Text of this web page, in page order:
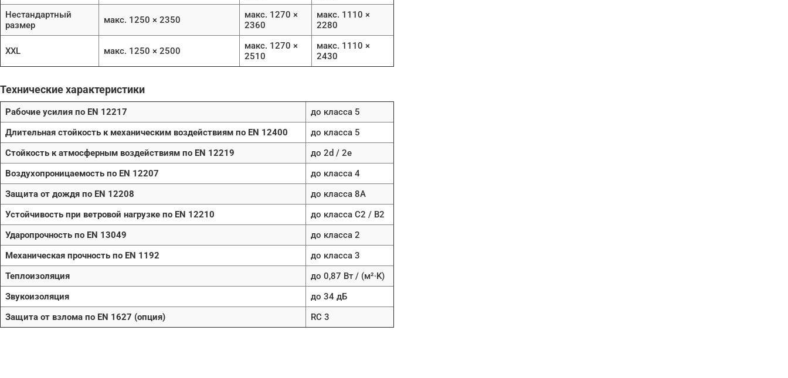
Нестандартный
размер
макс. 1250 × 2350
макс. 1270 ×
2360
макс. 1110 ×
2280
XXL макс. 1250 × 2500
макс. 1270 ×
2510
макс. 1110 ×
2430
Технические характеристики
Рабочие усилия по EN 12217
до класса 5
Длительная стойкость к механическим воздействиям по EN 12400
до класса 5
Стойкость к атмосферным воздействиям по EN 12219
до 2d / 2e
Воздухопроницаемость по EN 12207
до класса 4
Защита от дождя по EN 12208
до класса 8A
Устойчивость при ветровой нагрузке по EN 12210
до класса C2 / B2
Ударопрочность по EN 13049
до класса 2
Механическая прочность по EN 1192
до класса 3
Теплоизоляция
до 0,87 Вт / (м²∙K)
Звукоизоляция
до 34 дБ
Защита от взлома по EN 1627 (опция)
RC 3